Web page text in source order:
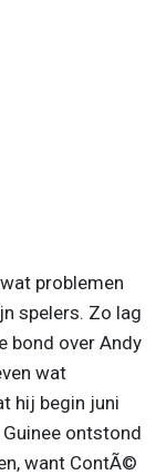
problemen
spelers. Zo lag
bond over Andy
wat
hij begin juni
ontstond
want ContÃ©